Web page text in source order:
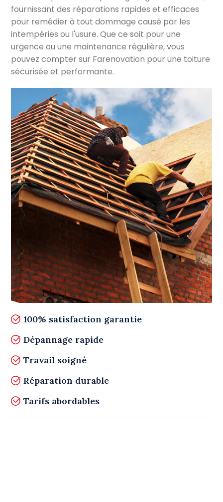
fournissant des réparations rapides et efficaces
pour remédier à tout dommage causé par les
intempéries ou l'usure. Que ce soit pour une
urgence ou une maintenance régulière, vous
pouvez compter sur Farenovation pour une toiture
sécurisée et performante.
100% satisfaction garantie
Dépannage rapide
Travail soigné
Réparation durable
Tarifs abordables